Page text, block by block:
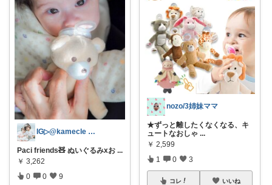
IG▷@kamecle 3姉妹+🐾💫
Paci friends🧸 ぬいぐるみxお ...
￥ 3,262
0 0 9
nozo/3姉妹ママ
★ずっと離したくなくなる、キ
ュートなおしゃ ...
￥ 2,599
1 0 3
コレ いいね